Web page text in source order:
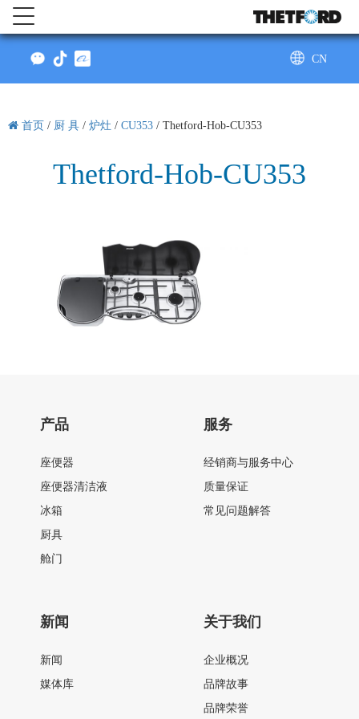
CN
首页 / 厨 具 / 炉灶 / CU353 / Thetford-Hob-CU353
Thetford-Hob-CU353
产品
座便器
座便器清洁液
冰箱
厨具
舱门
服务
经销商与服务中心
质量保证
常见问题解答
新闻
新闻
媒体库
关于我们
企业概况
品牌故事
品牌荣誉